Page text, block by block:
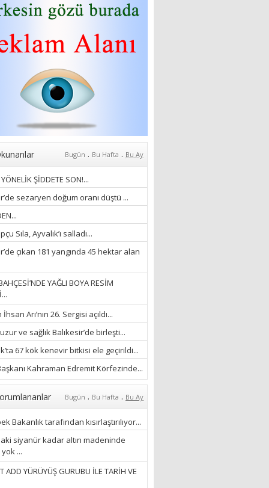
Hydrafacial cilt bakımı
26/07/2022
Sibel Atam
“18 Mart Çanakkale
Zaferi” Denildiğinde Ne
Anlıyoruz?
Aleyna Gürsoy
“GELİŞ VE GİDİŞLERİN
ARASINDA...”
07/04/2026
Fatma Zehra Köseley
MUSTAFA KEMALİN
KAĞNISI
07/04/2026
Mehmet Çağ
“BEDEN VE RUH
BÜTÜNLÜĞÜ...”
18/03/2023
İlknur Solmaz Çoban
“DOĞANIN GÜLEÇ
YAĞMURLARINI
ÖZLERKEN…”
23/11/2025
“Ne çok şey oldu
unutulmaması gereken”
28/01/2024
“AKIL GÖZÜ”
Bugün . Bu Hafta . Bu Ay
ŞİDDETE SON!...
sezaryen doğum oranı düştü ...
Sıla, Ayvalık’ı salladı...
çıkan 181 yangında 45 hektar alan
YAĞLI BOYA RESİM
Arı’nın 26. Sergisi açıldı...
ve sağlık Balıkesir’de birleşti...
67 kök kenevir bitkisi ele geçirildi...
Kahraman Edremit Körfezinde...
Bugün . Bu Hafta . Bu Ay
Bakanlık tarafından kısırlaştırılıyor...
siyanür kadar altın madeninde
...
ADD YÜRÜYÜŞ GURUBU İLE TARİH VE